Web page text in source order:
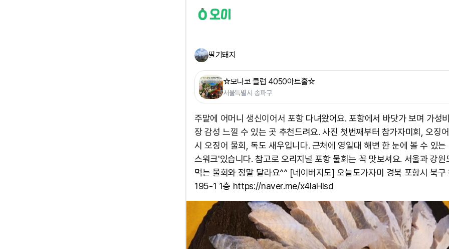
딸기돼지
☆모나코 클럽 4050아트홀☆
서울특별시 송파구
주말에 어머니 생신이어서 포항 다녀왔어요. 포항에서 바닷가 보며 가성
장 감성 느낄 수 있는 곳 추천드려요. 사진 첫번째부터 참가자미회, 오징
시 오징어 물회, 독도 새우입니다. 근처에 영일대 해변 한 눈에 볼 수 있는 '
스워크'있습니다. 참고로 오리지널 포항 물회는 꼭 맛보셔요. 서울과 강원
먹는 물회와 정말 달라요^^ [네이버지도] 오늘도가자미 경북 포항시 북구
195-1 1층 https://naver.me/x4laHlsd